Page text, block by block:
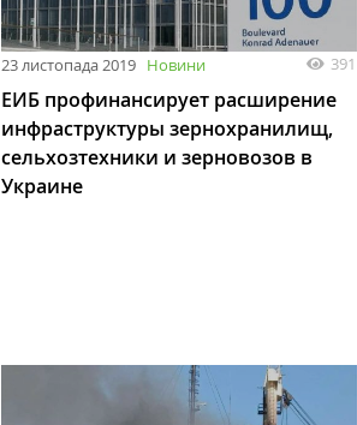
23 листопада 2019 Новини 391
ЕИБ профинансирует расширение
инфраструктуры зернохранилищ,
сельхозтехники и зерновозов в
Украине